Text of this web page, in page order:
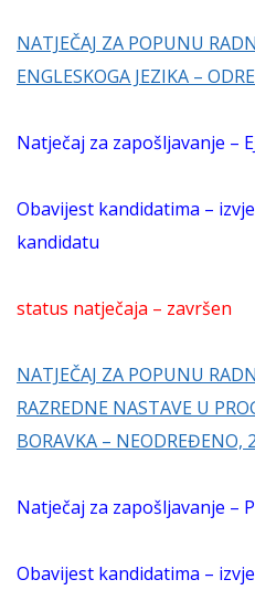
NATJEČAJ ZA POPUNU
ENGLESKOGA JEZIKA –
Natječaj za zapošljavanje –
Obavijest kandidatima –
kandidatu
status natječaja – završen
NATJEČAJ ZA POPUNU
RAZREDNE NASTAVE U
BORAVKA – NEODREĐENO,
Natječaj za zapošljavanje –
Obavijest kandidatima –